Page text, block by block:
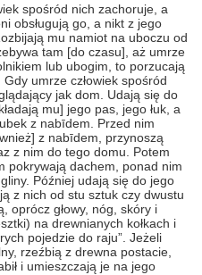
spośród nich zachoruje, a
obsługują go, a nikt z jego
mu namiot na uboczu od
tam [do czasu], aż umrze
lub ubogim, to porzucają
umrze człowiek spośród
jak dom. Udają się do
mu] jego pas, jego łuk, a
z nabīdem. Przed nim
z nabīdem, przynoszą
z nim do tego domu. Potem
pokrywają dachem, ponad nim
Później udają się do jego
z nich od stu sztuk czy dwustu
oprócz głowy, nóg, skóry i
na drewnianych kołkach i
pojedzie do raju”. Jeżeli
rzeźbią z drewna postacie,
i umieszczają je na jego